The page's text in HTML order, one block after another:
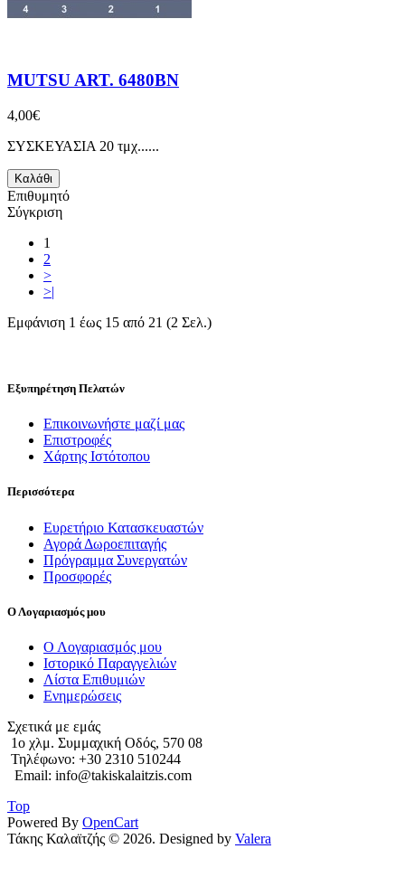
MUTSU ART. 6480BN
4,00€
ΣΥΣΚΕΥΑΣΙΑ 20 τμχ......
Καλάθι
Επιθυμητό
Σύγκριση
1
2
>
>|
Εμφάνιση 1 έως 15 από 21 (2 Σελ.)
Εξυπηρέτηση Πελατών
Επικοινωνήστε μαζί μας
Επιστροφές
Χάρτης Ιστότοπου
Περισσότερα
Ευρετήριο Κατασκευαστών
Αγορά Δωροεπιταγής
Πρόγραμμα Συνεργατών
Προσφορές
Ο Λογαριασμός μου
Ο Λογαριασμός μου
Ιστορικό Παραγγελιών
Λίστα Επιθυμιών
Ενημερώσεις
Σχετικά με εμάς
1o χλμ. Συμμαχική Οδός, 570 08
Τηλέφωνο: +30 2310 510244
Email: info@takiskalaitzis.com
Top
Powered By OpenCart
Τάκης Καλαϊτζής © 2026. Designed by Valera